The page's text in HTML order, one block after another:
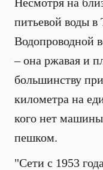
питьевой воды в
Водопроводной
– она ржавая и
большинству
километра на
кого нет
пешком.
"Сети с 1953